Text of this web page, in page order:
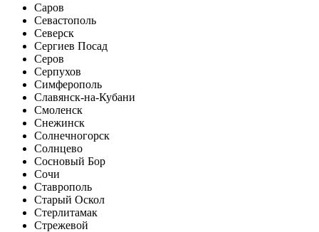
Саров
Севастополь
Северск
Сергиев Посад
Серов
Серпухов
Симферополь
Славянск-на-Кубани
Смоленск
Снежинск
Солнечногорск
Солнцево
Сосновый Бор
Сочи
Ставрополь
Старый Оскол
Стерлитамак
Стрежевой